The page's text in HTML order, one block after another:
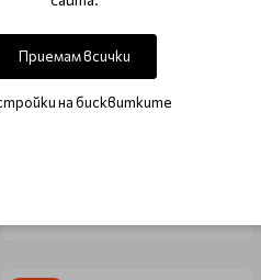
Дермаролер розово злато
192 титаниеви игли 1.0мм
Приемам всички
на бисквитките